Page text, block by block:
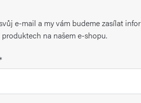
e-mail a my vám budeme zasílat
na našem e-shopu.